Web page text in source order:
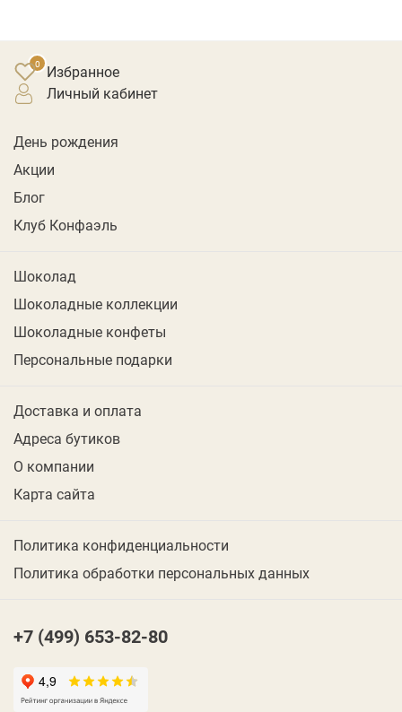
Избранное
личный кабинет
День рождения
Акции
Блог
Клуб Конфаэль
Шоколад
Шоколадные коллекции
Шоколадные конфеты
Персональные подарки
Доставка и оплата
Адреса бутиков
О компании
Карта сайта
Политика конфиденциальности
Политика обработки персональных данных
+7 (499) 653-82-80